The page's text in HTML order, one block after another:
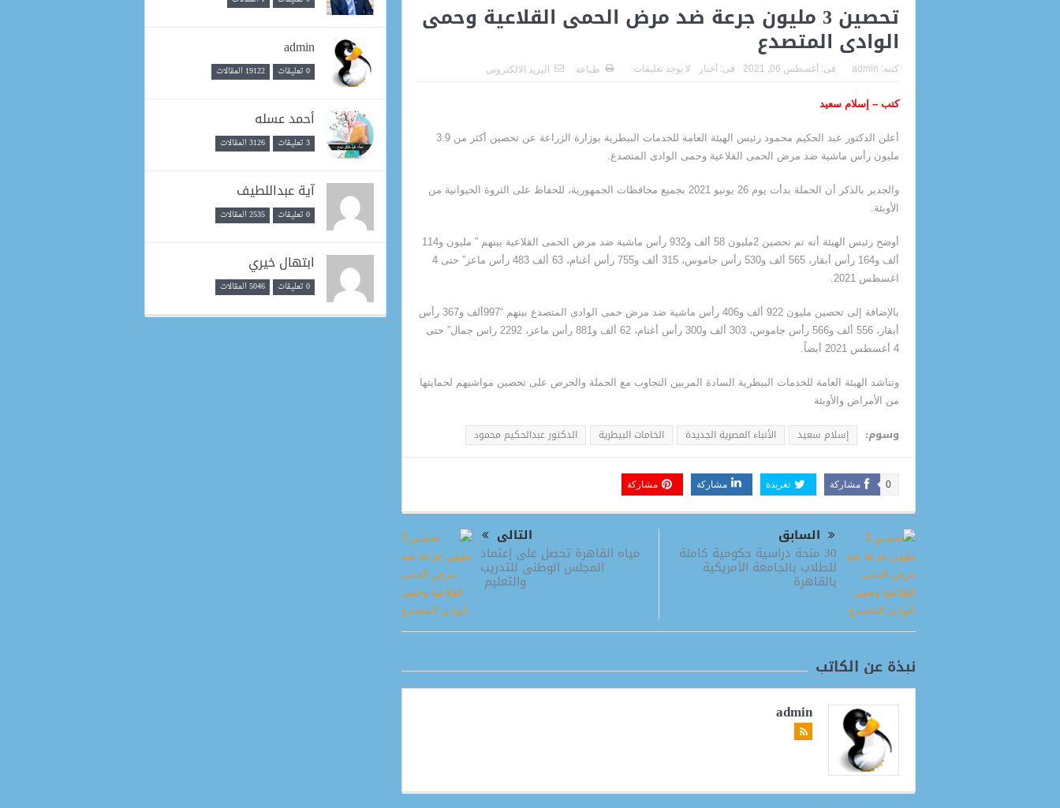
تحصين 3 مليون جرعة ضد مرض الحمى القلاعية وحمى
الوادى المتصدع
كتبه: admin فى: أغسطس 06, 2021 فى: أخبار لا يوجد تعليقات طباعة البريد الالكترونى
كتب – إسلام سعيد
أعلن الدكتور عبد الحكيم محمود رئيس الهيئة العامة للخدمات البيطرية بوزارة الزراعة عن تحصين أكثر من 3.9
مليون رأس ماشية ضد مرض الحمى القلاعية وحمى الوادى المتصدع.
والجدير بالذكر أن الحملة بدأت يوم 26 يونيو 2021 بجميع محافظات الجمهورية، للحفاظ على الثروة الحيوانية من
الأوبئة.
أوضح رئيس الهيئة أنه تم تحصين 2مليون 58 ألف و932 رأس ماشية ضد مرض الحمى القلاعية بينهم ” مليون و114
ألف و164 رأس أبقار، 565 ألف و530 رأس جاموس، 315 ألف و755 رأس أغنام، 63 ألف 483 رأس ماعز” حتى 4
اغسطس 2021.
بالإضافة إلى تحصين مليون 922 ألف و406 رأس ماشية ضد مرض حمى الوادى المتصدع بينهم “997ألف و367 رأس
أبقار، 556 ألف و566 رأس جاموس، 303 ألف و300 رأس أغنام، 62 ألف و881 رأس ماعز، 2292 راس جمال” حتى
4 أغسطس 2021 أيضاً.
وتناشد الهيئة العامة للخدمات البيطرية السادة المربين التجاوب مع الحملة والحرص على تحصين مواشيهم لحمايتها
من الأمراض والأوبئة
وسوم: إسلام سعيد الأنباء المصرية الجديدة الخامات البيطرية الدكتور عبدالحكيم محمود
مشاركة 0 تغريدة مشاركة مشاركة
السابق
30 منحة دراسية حكومية كاملة
للطلاب بالجامعة الأمريكية
بالقاهرة
التالى
مياه القاهرة تحصل على إعتماد
المجلس الوطنى للتدريب
والتعليم
نبذة عن الكاتب
admin
admin
0 تعليقات 19122 المقالات
أحمد عسله
3 تعليقات 3126 المقالات
آية عبداللطيف
0 تعليقات 2535 المقالات
ابتهال خيري
0 تعليقات 5046 المقالات